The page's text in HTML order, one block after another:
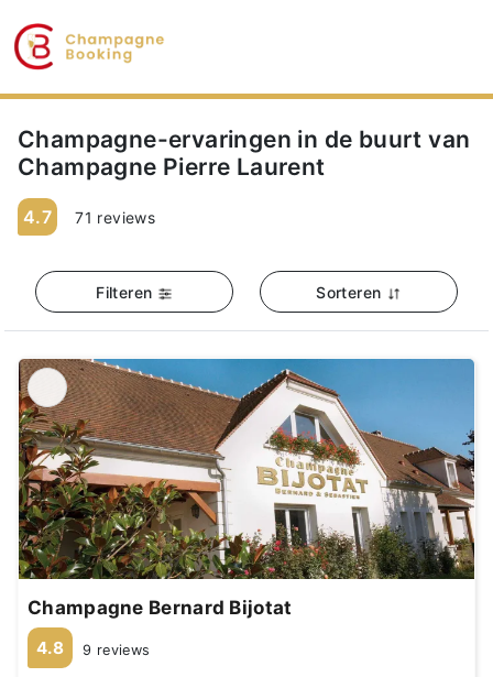
Champagne-ervaringen in de buurt van
Champagne Pierre Laurent
4.7 71 reviews
Filteren Sorteren
Champagne Bernard Bijotat
4.8 9 reviews